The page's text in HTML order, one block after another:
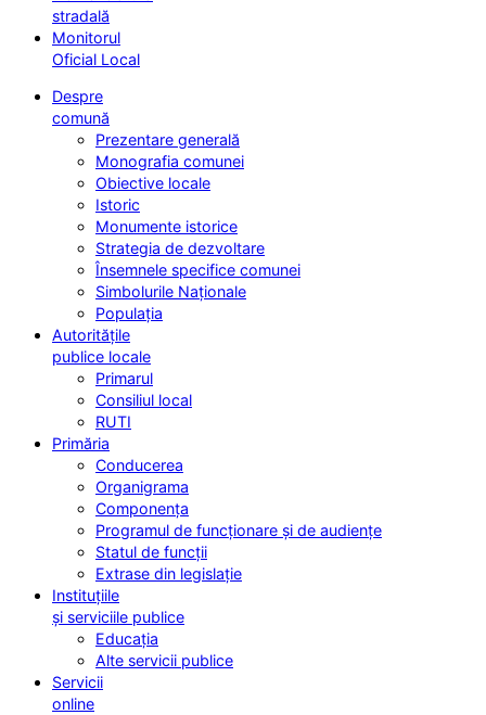
stradală
Monitorul
Oficial Local
Despre
comună
Prezentare generală
Monografia comunei
Obiective locale
Istoric
Monumente istorice
Strategia de dezvoltare
Însemnele specifice comunei
Simbolurile Naționale
Populația
Autoritățile
publice locale
Primarul
Consiliul local
RUTI
Primăria
Conducerea
Organigrama
Componența
Programul de funcționare și de audiențe
Statul de funcții
Extrase din legislație
Instituțiile
și serviciile publice
Educația
Alte servicii publice
Servicii
online